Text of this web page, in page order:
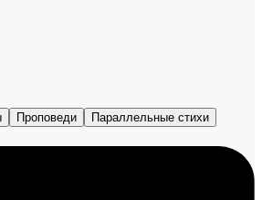
Проповеди
Параллельные стихи